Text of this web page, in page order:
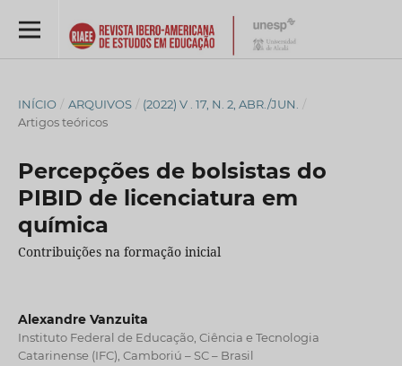
INÍCIO / ARQUIVOS / (2022) V . 17, N. 2, ABR./JUN.
/
Artigos teóricos
Percepções de bolsistas do
PIBID de licenciatura em
química
Contribuições na formação inicial
Alexandre Vanzuita
Instituto Federal de Educação, Ciência e Tecnologia
Catarinense (IFC), Camboriú – SC – Brasil